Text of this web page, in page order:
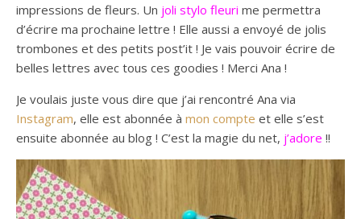
impressions de fleurs. Un joli stylo fleuri me permettra
d’écrire ma prochaine lettre ! Elle aussi a envoyé de jolis
trombones et des petits post’it ! Je vais pouvoir écrire de
belles lettres avec tous ces goodies ! Merci Ana !
Je voulais juste vous dire que j’ai rencontré Ana via
Instagram, elle est abonnée à mon compte et elle s’est
ensuite abonnée au blog ! C’est la magie du net, j’adore !!